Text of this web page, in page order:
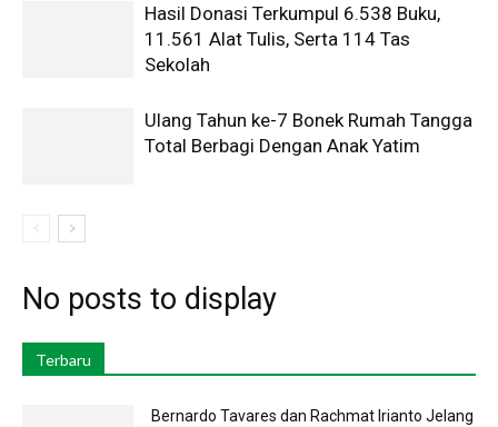
Hasil Donasi Terkumpul 6.538 Buku,
11.561 Alat Tulis, Serta 114 Tas
Sekolah
Ulang Tahun ke-7 Bonek Rumah Tangga
Total Berbagi Dengan Anak Yatim
No posts to display
Terbaru
Bernardo Tavares dan Rachmat Irianto Jelang